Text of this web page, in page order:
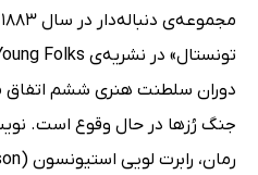
دوران سلطنت هنری ششم اتفاق
جنگ رُزها در حال وقوع است.